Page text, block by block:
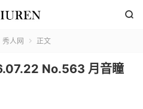

秀人网  正文
No.563 月音瞳